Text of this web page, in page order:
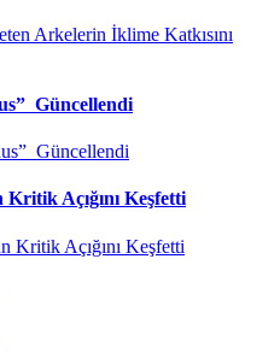
Güncellendi
Açığını Keşfetti